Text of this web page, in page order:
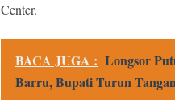
Center.
BACA JUGA : Longsor
Barru, Bupati Turun